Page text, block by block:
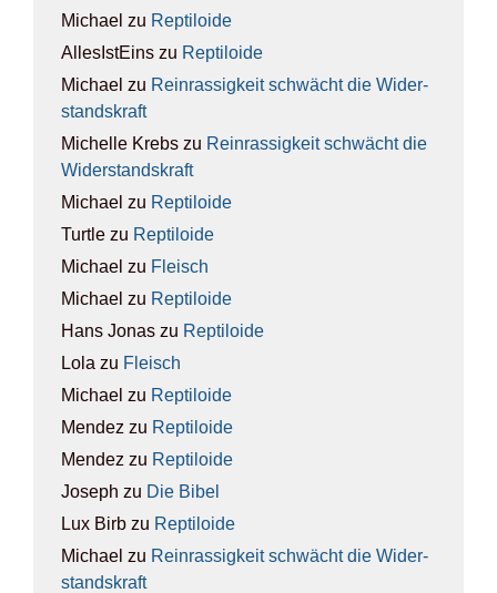
Michael zu Rep­ti­lo­ide
AllesIstEins zu Rep­ti­lo­ide
Michael zu Rein­ras­sig­keit schwächt die Wider­
stands­kraft
Michelle Krebs zu Rein­ras­sig­keit schwächt die
Wider­stands­kraft
Michael zu Rep­ti­lo­ide
Turtle zu Rep­ti­lo­ide
Michael zu Fleisch
Michael zu Rep­ti­lo­ide
Hans Jonas zu Rep­ti­lo­ide
Lola zu Fleisch
Michael zu Rep­ti­lo­ide
Mendez zu Rep­ti­lo­ide
Mendez zu Rep­ti­lo­ide
Joseph zu Die Bibel
Lux Birb zu Rep­ti­lo­ide
Michael zu Rein­ras­sig­keit schwächt die Wider­
stands­kraft